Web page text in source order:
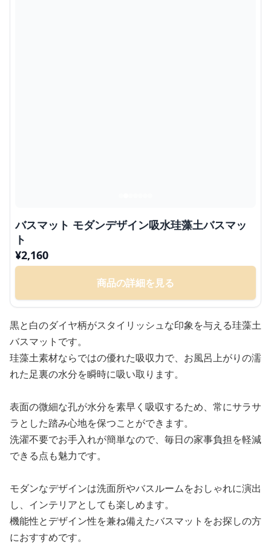
バスマット モダンデザイン吸水珪藻土バスマッ
ト
¥2,160
商品の詳細を見る
黒と白のダイヤ柄がスタイリッシュな印象を与える珪藻土
バスマットです。
珪藻土素材ならではの優れた吸収力で、お風呂上がりの濡
れた足裏の水分を瞬時に吸い取ります。
表面の微細な孔が水分を素早く吸収するため、常にサラサ
ラとした踏み心地を保つことができます。
洗濯不要でお手入れが簡単なので、毎日の家事負担を軽減
できる点も魅力です。
モダンなデザインは洗面所やバスルームをおしゃれに演出
し、インテリアとしても楽しめます。
機能性とデザイン性を兼ね備えたバスマットをお探しの方
におすすめです。